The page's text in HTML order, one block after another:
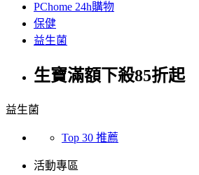
PChome 24h購物
保健
益生菌
生寶滿額下殺85折起
益生菌
Top 30 推薦
活動專區